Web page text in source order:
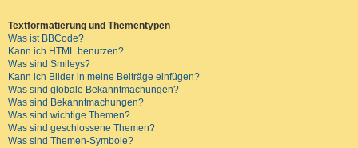
Textformatierung und Thementypen
Was ist BBCode?
Kann ich HTML benutzen?
Was sind Smileys?
Kann ich Bilder in meine Beiträge einfügen?
Was sind globale Bekanntmachungen?
Was sind Bekanntmachungen?
Was sind wichtige Themen?
Was sind geschlossene Themen?
Was sind Themen-Symbole?